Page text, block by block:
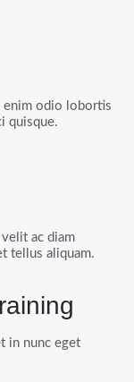
enim odio lobortis
quisque.
ac diam
tellus aliquam.
in nunc eget